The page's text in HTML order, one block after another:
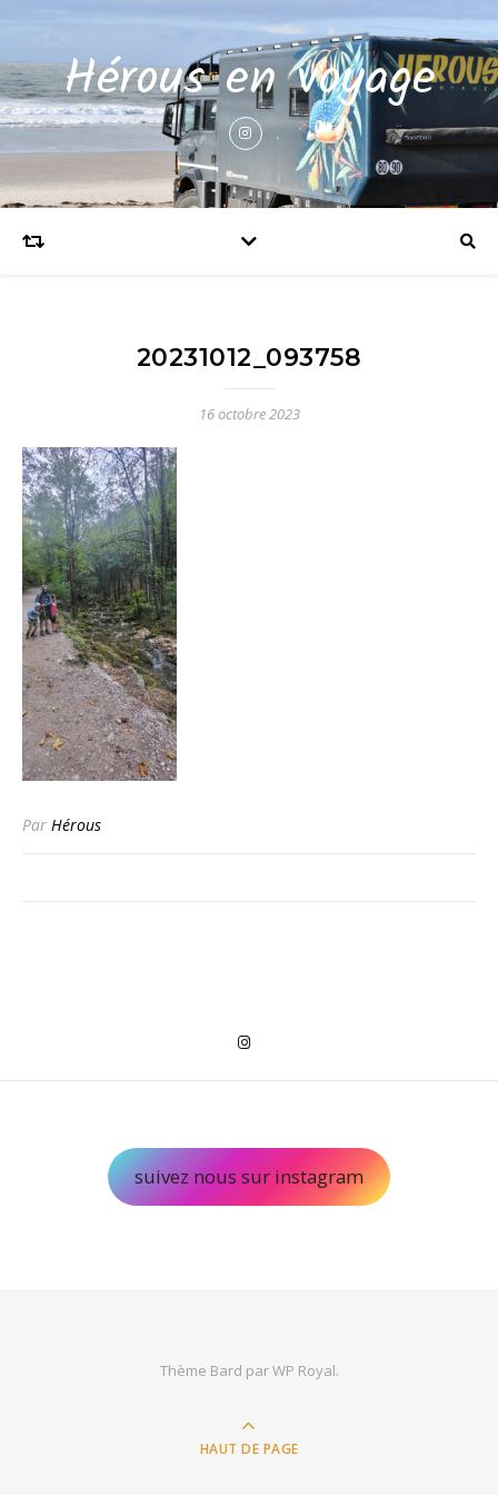
Hérous en voyage
20231012_093758
16 octobre 2023
Par Hérous
suivez nous sur instagram
Thème Bard parWP Royal.
HAUT DE PAGE